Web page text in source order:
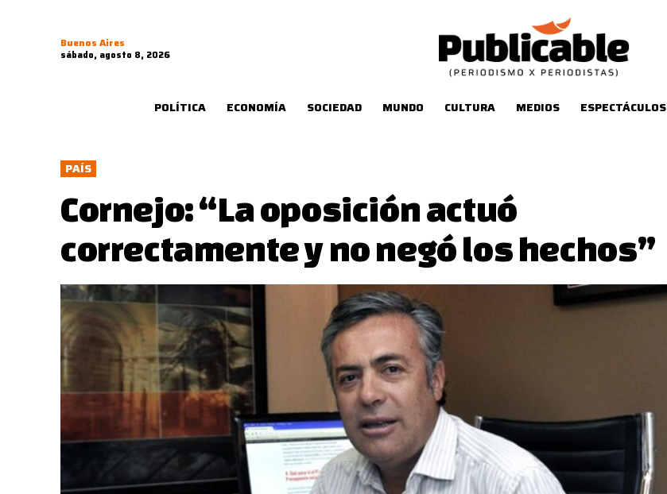
Buenos Aires
sábado, agosto 8, 2026
POLÍTICA ECONOMÍA SOCIEDAD MUNDO CULTURA MEDIOS ESPECTÁCULOS
PAÍS
Cornejo: “La oposición actuó
correctamente y no negó los hechos”